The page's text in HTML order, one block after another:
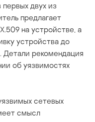
двух из
предлагает
на устройстве, а
устройства до
Детали рекомендация
об уязвимостях
сетевых
смысл